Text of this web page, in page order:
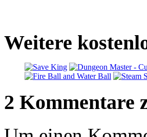
Weitere
2 Kommentare